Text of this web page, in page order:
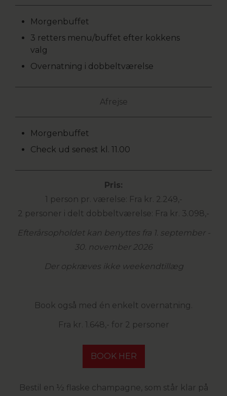
Morgenbuffet
3 retters menu/buffet efter kokkens
valg
Overnatning i dobbeltværelse
Afrejse
Morgenbuffet
Check ud senest kl. 11.00
Pris:
1 person pr. værelse: Fra kr. 2.249,-
2 personer i delt dobbeltværelse: Fra kr. 3.098,-
Efterårsopholdet kan benyttes fra 1. september -
30. november 2026
Der opkræves ikke weekendtillæg
Book også med én enkelt overnatning.
Fra kr. 1.648,- for 2 personer
BOOK HER
Bestil en ½ flaske champagne, som står klar på